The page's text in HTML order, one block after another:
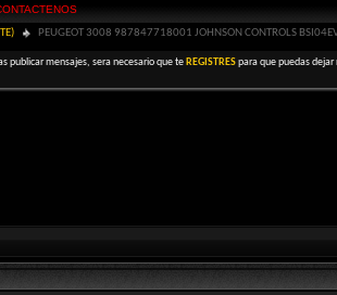
PEUGEOT 3008 987847718001 JOHNSON CONTROLS
publicar mensajes, sera necesario que te REGISTRESpara que puedas